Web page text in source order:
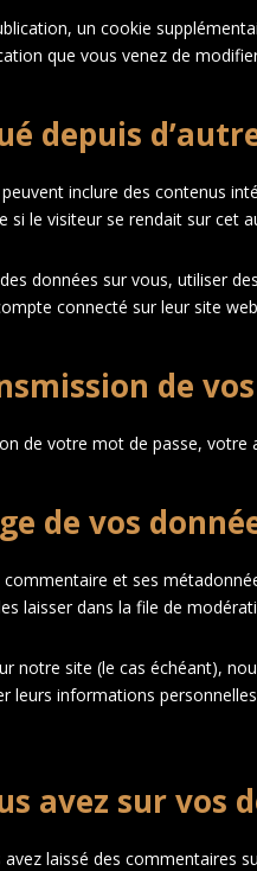
un cookie
que vous venez de
depuis
inclure des contenus
le visiteur se rendait sur cet
données sur vous, utiliser
connecté sur leur site
de
de votre mot de passe, votre
de vos
et ses
laisser dans la file de
notre site (le cas échéant),
leurs informations
avez sur vos
laissé des commentaires